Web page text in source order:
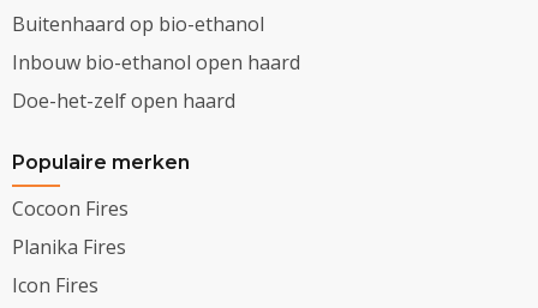
Buitenhaard op bio-ethanol
Inbouw bio-ethanol open haard
Doe-het-zelf open haard
Populaire merken
Cocoon Fires
Planika Fires
Icon Fires